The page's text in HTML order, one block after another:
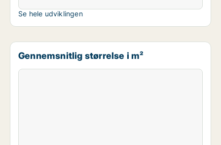
Se hele udviklingen
Gennemsnitlig størrelse i m²